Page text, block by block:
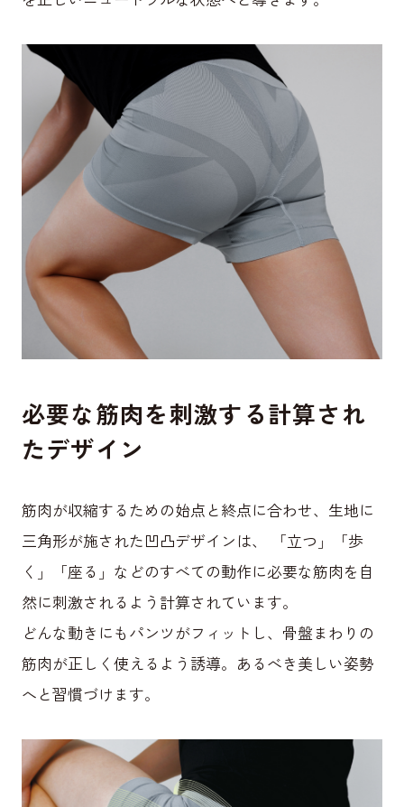
必要な筋肉を刺激する計算され
たデザイン
筋肉が収縮するための始点と終点に合わせ、生地に
三角形が施された凹凸デザインは、 「立つ」「歩
く」「座る」などのすべての動作に必要な筋肉を自
然に刺激されるよう計算されています。
どんな動きにもパンツがフィットし、骨盤まわりの
筋肉が正しく使えるよう誘導。あるべき美しい姿勢
へと習慣づけます。